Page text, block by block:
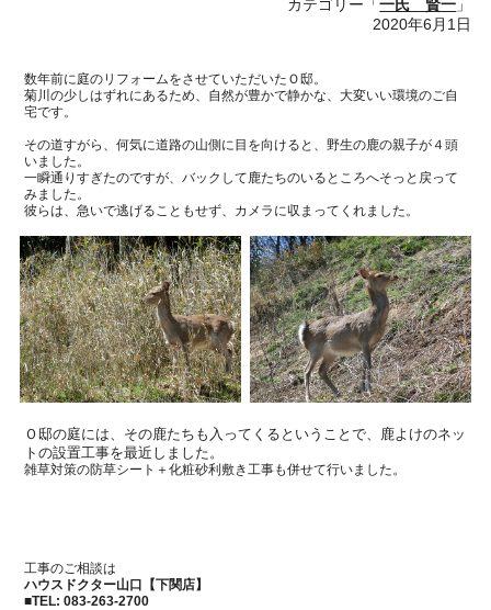
カテゴリー「一氏 賢一 」
2020年6月1日
数年前に庭のリフォームをさせていただいた Ｏ邸。
菊川の少しはずれにあるため、自然が豊かで静かな、大変いい環境のご自
宅です。
その道すがら、何気に道路の山側に目を向けると、野生の鹿の親子が４頭
いました。
一瞬通りすぎたのですが、バックして鹿たちのいるところへそっと戻って
みました。
彼らは、急いで逃げることもせず、カメラに収まってくれました。
Ｏ 邸の庭には、その鹿たちも入ってくるということで、鹿よけのネッ
トの設置工事を最近しました。
雑草対策の防草シート＋化粧砂利敷き工事も併せて行いました。
工事のご相談は
ハウスドクター山口
【下関店】
■TEL: 083-263-2700